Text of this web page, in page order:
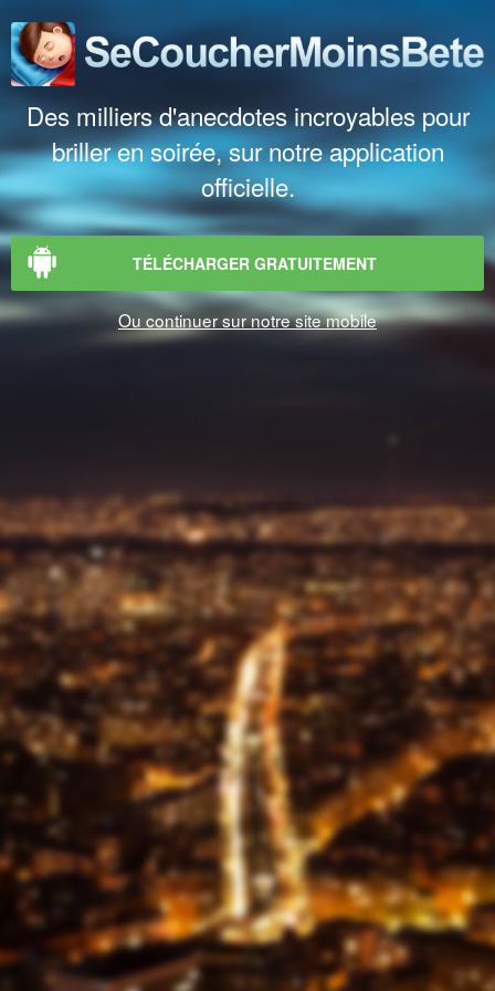
Des milliers d'anecdotes incroyables pour
briller en soirée, sur notre application
officielle.
TÉLÉCHARGER GRATUITEMENT
Ou continuer sur notre site mobile